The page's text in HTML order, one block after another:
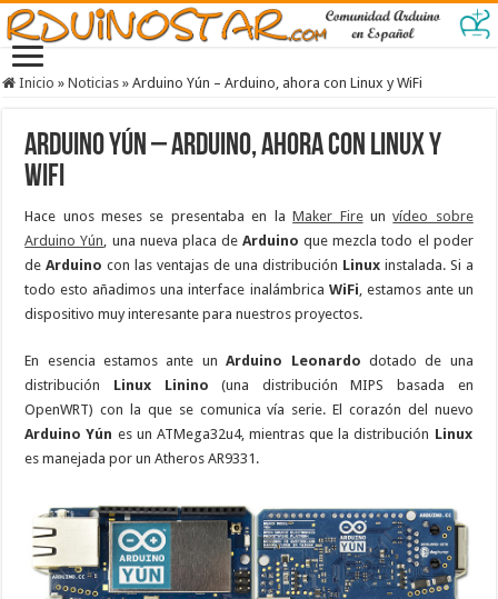
Inicio » Noticias » Arduino Yún – Arduino, ahora con Linux y WiFi
Arduino Yún – Arduino, ahora con Linux y
WiFi
Hace unos meses se presentaba en laMaker Fireunvídeo sobre
Arduino Yún , una nueva placa deArduino que mezcla todo el poder
deArduino con las ventajas de una distribución Linuxinstalada. Si a
todo esto añadimos una interface inalámbrica WiFi , estamos ante un
dispositivo muy interesante para nuestros proyectos.
En esencia estamos ante unArduino Leonardo dotado de una
distribución Linux Linino (una distribución MIPS basada en
OpenWRT) con la que se comunica vía serie. El corazón del nuevo
Arduino Yún es un ATMega32u4, mientras que la distribución Linux
es manejada por un Atheros AR9331.